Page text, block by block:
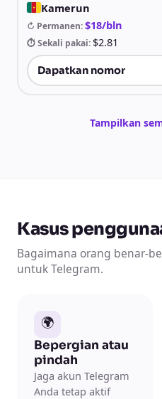
Kamerun
↻ Permanen:$18/bln
⏱ Sekali pakai: $2.81
Dapatkan nomor
Tampilkan
Kasus
Bagaimana orang benar-
untuk Telegram.
🌍
Bepergian atau
pindah
Jaga akun Telegram
Anda tetap aktif